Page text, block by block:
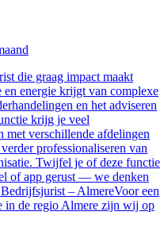
die graag impact maakt
en energie krijgt van complexe
en het adviseren
krijg je veel
met verschillende afdelingen
professionaliseren van
Twijfel je of deze functie
of app gerust — we denken
– AlmereVoor een
in de regio Almere zijn wij op